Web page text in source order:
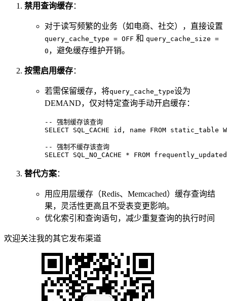
禁用查询缓存：
对于读写频繁的业务（如电商、社交），直接设置
query_cache_type = OFF 和 query_cache_size =
0 ，避免缓存维护开销。
按需启用缓存：
若需保留缓存，将query_cache_type设为
DEMAND，仅对特定查询手动开启缓存：
-- 强制缓存该查询
SELECT SQL_CACHE id, name FROM static_table
-- 强制不缓存该查询
SELECT SQL_NO_CACHE * FROM
替代方案：
用应用层缓存（Redis、Memcached）缓存查询结
果，灵活性更高且不受表变更影响。
优化索引和查询语句，减少重复查询的执行时间
欢迎关注我的其它发布渠道